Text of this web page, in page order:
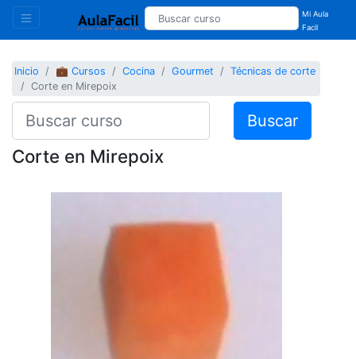
Mi Aula
Facil
Inicio 💼 Cursos Cocina Gourmet
Técnicas de corte
Corte en Mirepoix
Buscar
Corte en Mirepoix